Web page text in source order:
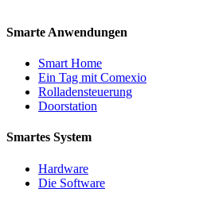
Smarte Anwendungen
Smart Home
Ein Tag mit Comexio
Rolladensteuerung
Doorstation
Smartes System
Hardware
Die Software